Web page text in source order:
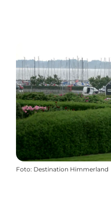
Foto: Destination Himmerland